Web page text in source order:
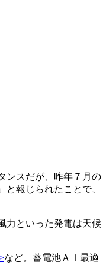
ンスだが、昨年７月の
報じられたことで、
力といった発電は天候
など。蓄電池ＡＩ最適